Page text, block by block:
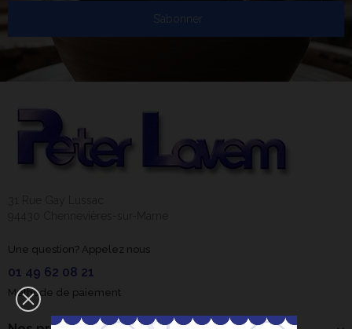
S’abonner
Une question? Appelez nous
01 49 62 08 21
Méthode de paiement